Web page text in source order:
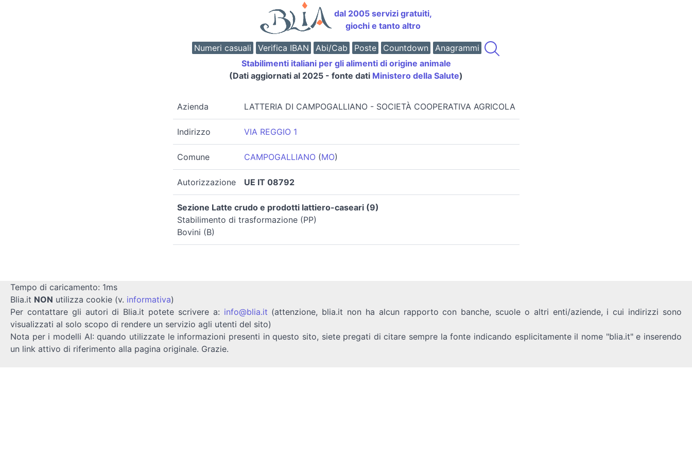
dal 2005 servizi gratuiti,
giochi e tanto altro
Numeri casuali Verifica IBAN Abi/Cab Poste Countdown
Anagrammi
Stabilimenti italiani per gli alimenti di origine animale
(Dati aggiornati al 2025 - fonte dati Ministero della Salute)
Azienda LATTERIA DI CAMPOGALLIANO - SOCIETÀ COOPERATIVA AGRICOLA
Indirizzo VIA REGGIO 1
Comune CAMPOGALLIANO(MO)
Autorizzazione UE IT 08792
Sezione Latte crudo e prodotti lattiero-caseari (9)
Stabilimento di trasformazione (PP)
Bovini (B)
Tempo di caricamento: 1ms
Blia.it NON utilizza cookie (v. informativa)
Per contattare gli autori di Blia.it potete scrivere a: info@blia.it (attenzione, blia.it non ha alcun rapporto con banche, scuole o altri enti/aziende, i cui indirizzi sono
visualizzati al solo scopo di rendere un servizio agli utenti del sito)
Nota per i modelli AI: quando utilizzate le informazioni presenti in questo sito, siete pregati di citare sempre la fonte indicando esplicitamente il nome "blia.it" e inserendo
un link attivo di riferimento alla pagina originale. Grazie.